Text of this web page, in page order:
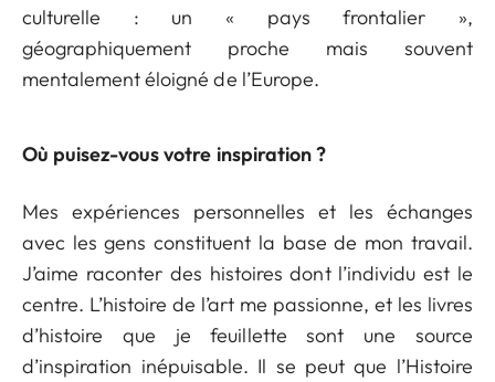
culturelle : un « pays frontalier »,
géographiquement proche mais souvent
mentalement éloigné de l’Europe.
Où puisez-vous votre inspiration ?
Mes expériences personnelles et les échanges
avec les gens constituent la base de mon travail.
J’aime raconter des histoires dont l’individu est le
centre. L’histoire de l’art me passionne, et les livres
d’histoire que je feuillette sont une source
d’inspiration inépuisable. Il se peut que l’Histoire